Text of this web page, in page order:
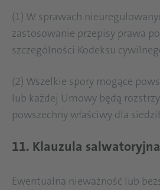
(1) W sprawach
zastosowanie przepisy prawa
szczególności Kodeksu
(2) Wszelkie spory mogące
lub każdej Umowy będą
powszechny właściwy dla
11. Klauzula salwatoryjna
Ewentualna nieważność lub